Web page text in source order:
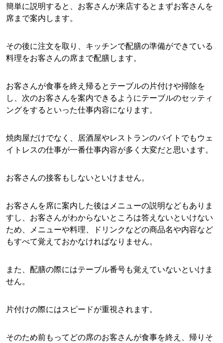
簡単に説明すると、お客さんが来店するとまずお客さんを
席まで案内します。
その後に注文を取り、キッチンで配膳の準備ができている
料理をお客さんの席まで配膳します。
お客さんが食事を終え帰るとテーブルの片付けや掃除を
し、次のお客さんを案内できるようにテーブルのセッティ
ングをするといった仕事内容になります。
焼肉屋だけでなく、居酒屋やレストランのバイトでもウェ
イトレスの仕事が一番仕事内容が多く大変だと思います。
お客さんの接客もしないといけません。
お客さんを席に案内した後はメニューの説明などもありま
すし、お客さんがわからないところは答えないといけない
ため、メニューや料理、ドリンクなどの商品名や内容など
もすべて覚えておかなければなりません。
また、配膳の際にはテーブル番号も覚えていないといけま
せん。
片付けの際にはスピードが重視されます。
そのため前もってどの席のお客さんが食事を終え、帰りそ